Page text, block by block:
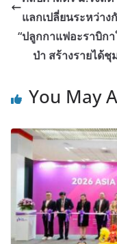
แลกเปลี่ยนระหว่าง
“ปลูกกาแฟอะราบิก
ป่า สร้างรายได้
You May